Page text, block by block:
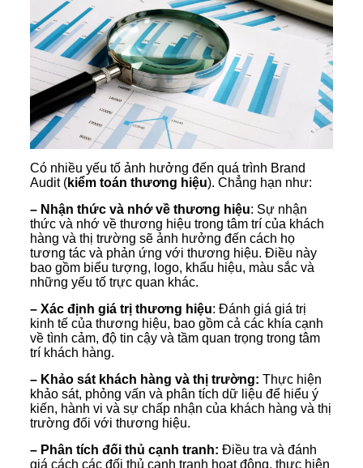
Có nhiều yếu tố ảnh hưởng đến quá trình Brand
Audit (kiểm toán thương hiệu). Chẳng hạn như:
– Nhận thức và nhớ về thương hiệu: Sự nhận
thức và nhớ về thương hiệu trong tâm trí của khách
hàng và thị trường sẽ ảnh hưởng đến cách họ
tương tác và phản ứng với thương hiệu. Điều này
bao gồm biểu tượng, logo, khẩu hiệu, màu sắc và
những yếu tố trực quan khác.
– Xác định giá trị thương hiệu: Đánh giá giá trị
kinh tế của thương hiệu, bao gồm cả các khía cạnh
về tình cảm, độ tin cậy và tầm quan trọng trong tâm
trí khách hàng.
– Khảo sát khách hàng và thị trường: Thực hiện
khảo sát, phỏng vấn và phân tích dữ liệu để hiểu ý
kiến, hành vi và sự chấp nhận của khách hàng và thị
trường đối với thương hiệu.
– Phân tích đối thủ cạnh tranh: Điều tra và đánh
giá cách các đối thủ cạnh tranh hoạt động, thực hiện